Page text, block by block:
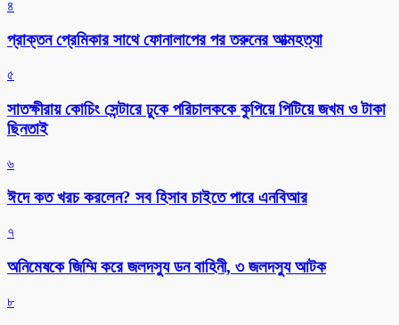
৪
প্রাক্তন প্রেমিকার সাথে ফোনালাপের পর তরুনের আত্মহত্যা
৫
সাতক্ষীরায় কোচিং সেন্টারে ঢুকে পরিচালককে কুপিয়ে পিটিয়ে জখম ও টাকা
ছিনতাই
৬
ঈদে কত খরচ করলেন? সব হিসাব চাইতে পারে এনবিআর
৭
অনিমেষকে জিম্মি করে জলদস্যু ডন বাহিনী, ৩ জলদস্যু আটক
৮